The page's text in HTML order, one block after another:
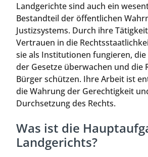
Landgerichte sind auch ein
Bestandteil der öffentlichen
Justizsystems. Durch ihre
Vertrauen in die
sie als Institutionen fungieren,
der Gesetze überwachen und die
Bürger schützen. Ihre Arbeit ist
die Wahrung der Gerechtigkeit
Durchsetzung des Rechts.
Was ist die
Landgerichts?